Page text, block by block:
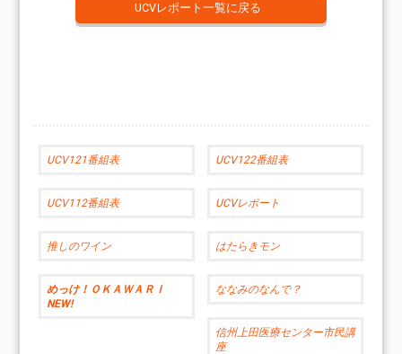
UCVレポート一覧に戻る
UCV121番組表 UCV122番組表
UCV112番組表 UCVレポート
推しのワイン はたらきモン
めっけ！ＯＫＡＷＡＲＩ
NEW!
ななみのなんで？
信州上田医療センター市民講
座